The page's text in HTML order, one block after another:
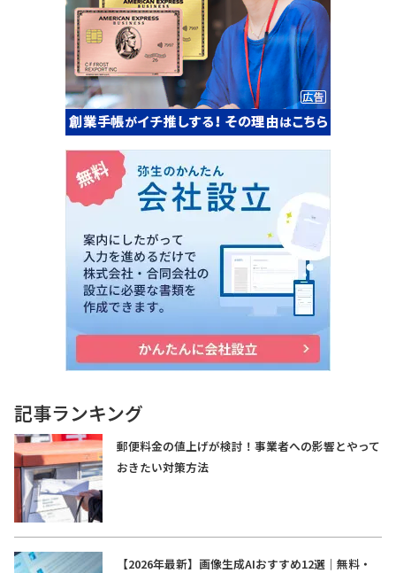
記事ランキング
郵便料金の値上げが検討！事業者への影響とやって
おきたい対策方法
【2026年最新】画像生成AIおすすめ12選｜無料・